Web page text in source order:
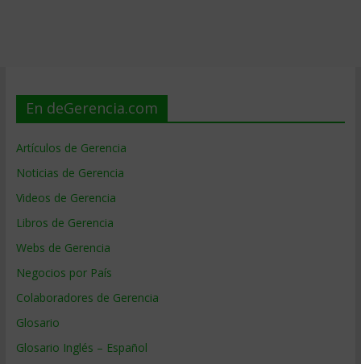
En deGerencia.com
Artículos de Gerencia
Noticias de Gerencia
Videos de Gerencia
Libros de Gerencia
Webs de Gerencia
Negocios por País
Colaboradores de Gerencia
Glosario
Glosario Inglés – Español